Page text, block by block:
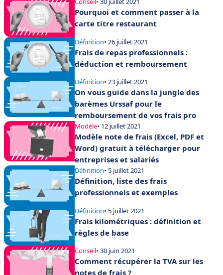
Pourquoi et comment passer à la
carte titre restaurant
Définition• 26 juillet 2021
Frais de repas professionnels :
déduction et remboursement
Définition• 23 juillet 2021
On vous guide dans la jungle des
barèmes Urssaf pour le
remboursement de vos frais pro
Modèle• 12 juillet 2021
Modèle note de frais (Excel, PDF et
Word) gratuit à télécharger pour
entreprises et salariés
Définition• 5 juillet 2021
Définition, liste des frais
professionnels et exemples
Définition• 5 juillet 2021
Frais kilométriques : définition et
règles de base
Conseil• 30 juin 2021
Comment récupérer la TVA sur les
notes de frais ?